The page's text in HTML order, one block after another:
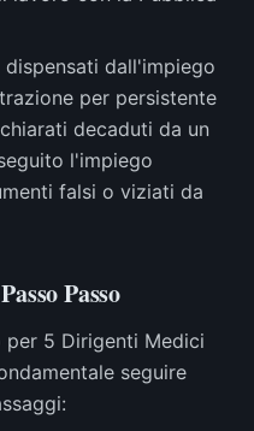
dall'impiego
per persistente
decaduti da un
l'impiego
falsi o viziati da
Passo
per 5 Dirigenti Medici
seguire